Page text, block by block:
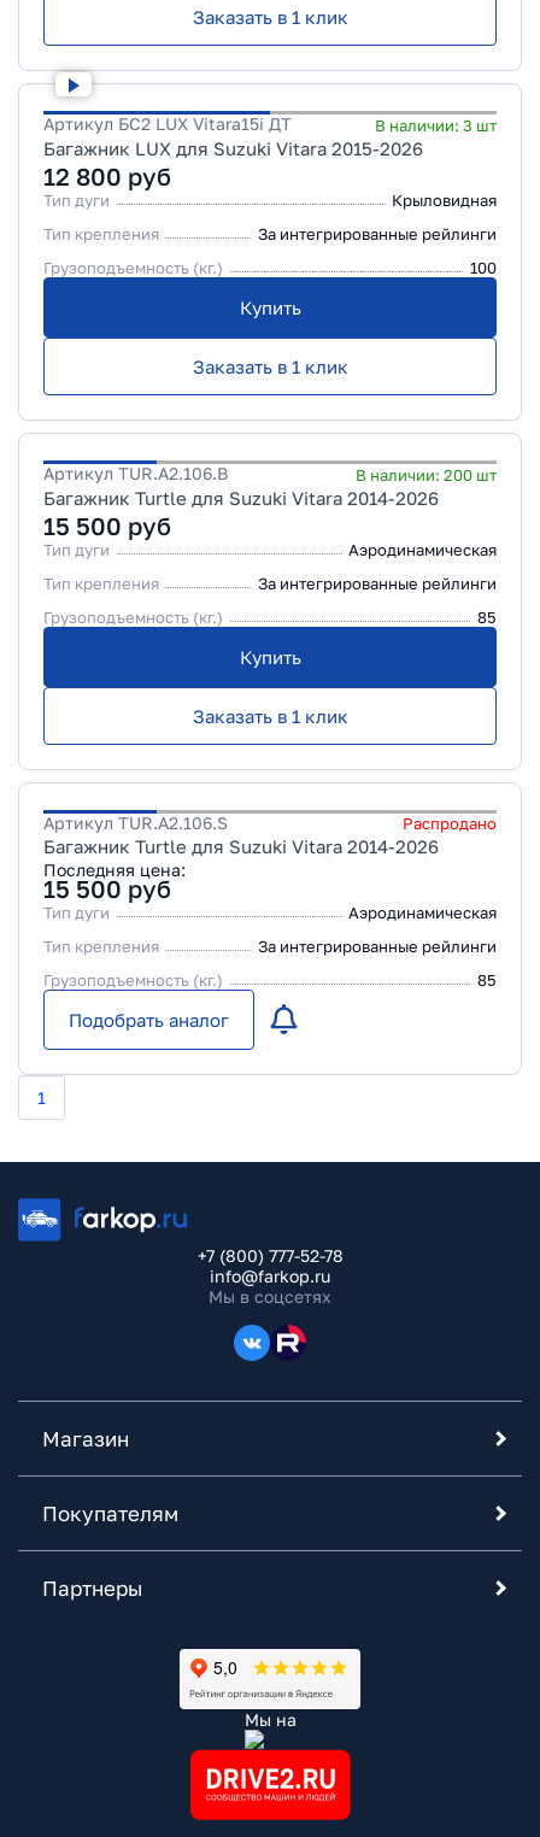
Заказать в 1 клик
Артикул БС2 LUX Vitara15i ДТ В наличии: 3 шт
Багажник LUX для Suzuki Vitara 2015-2026
12 800 руб
Тип дуги
Крыловидная
Тип крепления
За интегрированные рейлинги
Грузоподъемность (кг.)
100
Купить
Заказать в 1 клик
Артикул TUR.A2.106.B В наличии: 200 шт
Багажник Turtle для Suzuki Vitara 2014-2026
15 500 руб
Тип дуги
Аэродинамическая
Тип крепления
За интегрированные рейлинги
Грузоподъемность (кг.)
85
Купить
Заказать в 1 клик
Артикул TUR.A2.106.S Распродано
Багажник Turtle для Suzuki Vitara 2014-2026
Последняя цена:
15 500 руб
Тип дуги
Аэродинамическая
Тип крепления
За интегрированные рейлинги
Грузоподъемность (кг.)
85
Подобрать аналог
1
+7 (800) 777-52-78
info@farkop.ru
Мы в соцсетях
Магазин
Покупателям
Партнеры
Мы на